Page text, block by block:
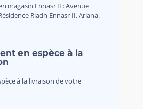
magasin Ennasr II : Avenue
Riadh Ennasr II, Ariana.
en espèce à la
à la livraison de votre